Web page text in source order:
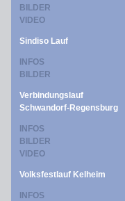
BILDER
VIDEO
Sindiso Lauf
INFOS
BILDER
Verbindungslauf
Schwandorf-Regensburg
INFOS
BILDER
VIDEO
Volksfestlauf Kelheim
INFOS